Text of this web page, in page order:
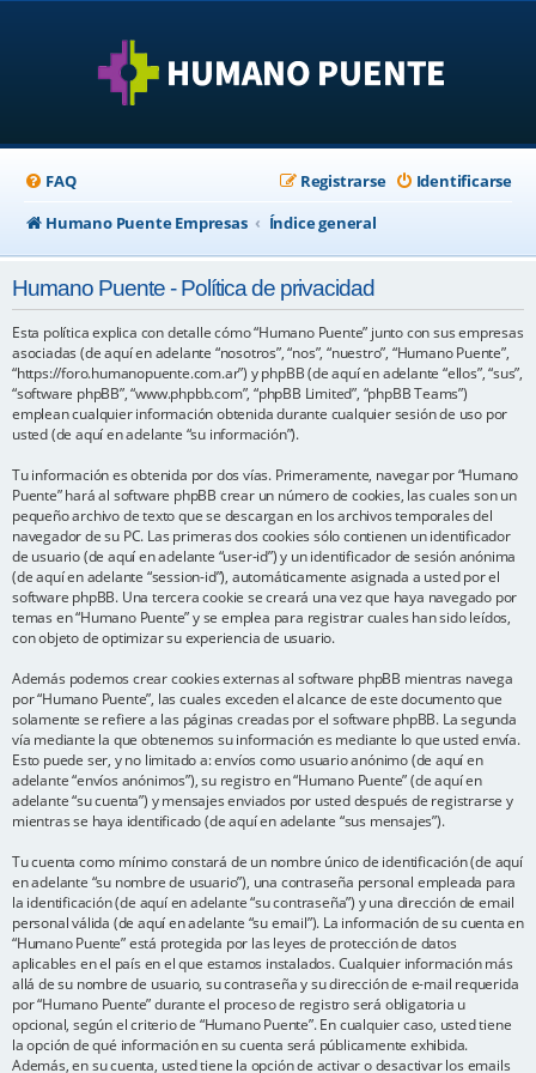
FAQ Identificarse
Registrarse
Humano Puente Empresas
Índice general
Humano Puente - Política de privacidad
Esta política explica con detalle cómo “Humano Puente” junto con sus empresas
asociadas (de aquí en adelante “nosotros”, “nos”, “nuestro”, “Humano Puente”,
“https://foro.humanopuente.com.ar”) y phpBB (de aquí en adelante “ellos”, “sus”,
“software phpBB”, “www.phpbb.com”, “phpBB Limited”, “phpBB Teams”)
emplean cualquier información obtenida durante cualquier sesión de uso por
usted (de aquí en adelante “su información”).
Tu información es obtenida por dos vías. Primeramente, navegar por “Humano
Puente” hará al software phpBB crear un número de cookies, las cuales son un
pequeño archivo de texto que se descargan en los archivos temporales del
navegador de su PC. Las primeras dos cookies sólo contienen un identificador
de usuario (de aquí en adelante “user-id”) y un identificador de sesión anónima
(de aquí en adelante “session-id”), automáticamente asignada a usted por el
software phpBB. Una tercera cookie se creará una vez que haya navegado por
temas en “Humano Puente” y se emplea para registrar cuales han sido leídos,
con objeto de optimizar su experiencia de usuario.
Además podemos crear cookies externas al software phpBB mientras navega
por “Humano Puente”, las cuales exceden el alcance de este documento que
solamente se refiere a las páginas creadas por el software phpBB. La segunda
vía mediante la que obtenemos su información es mediante lo que usted envía.
Esto puede ser, y no limitado a: envíos como usuario anónimo (de aquí en
adelante “envíos anónimos”), su registro en “Humano Puente” (de aquí en
adelante “su cuenta”) y mensajes enviados por usted después de registrarse y
mientras se haya identificado (de aquí en adelante “sus mensajes”).
Tu cuenta como mínimo constará de un nombre único de identificación (de aquí
en adelante “su nombre de usuario”), una contraseña personal empleada para
la identificación (de aquí en adelante “su contraseña”) y una dirección de email
personal válida (de aquí en adelante “su email”). La información de su cuenta en
“Humano Puente” está protegida por las leyes de protección de datos
aplicables en el país en el que estamos instalados. Cualquier información más
allá de su nombre de usuario, su contraseña y su dirección de e-mail requerida
por “Humano Puente” durante el proceso de registro será obligatoria u
opcional, según el criterio de “Humano Puente”. En cualquier caso, usted tiene
la opción de qué información en su cuenta será públicamente exhibida.
Además, en su cuenta, usted tiene la opción de activar o desactivar los emails